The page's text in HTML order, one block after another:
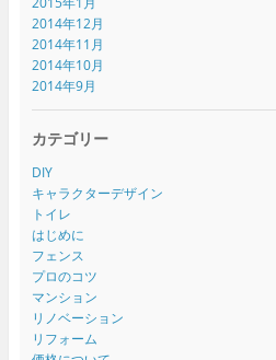
2014年12月
2014年11月
2014年10月
2014年9月
カテゴリー
DIY
キャラクターデザイン
トイレ
はじめに
フェンス
プロのコツ
マンション
リノベーション
リフォーム